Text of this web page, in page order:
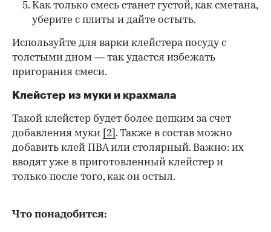
Как только смесь станет густой, как сметана,
уберите с плиты и дайте остыть.
Используйте для варки клейстера посуду с
толстыми дном — так удастся избежать
пригорания смеси.
Клейстер из муки и крахмала
Такой клейстер будет более цепким за счет
добавления муки [2] . Также в состав можно
добавить клей ПВА или столярный. Важно: их
вводят уже в приготовленный клейстер и
только после того, как он остыл.
Что понадобится: